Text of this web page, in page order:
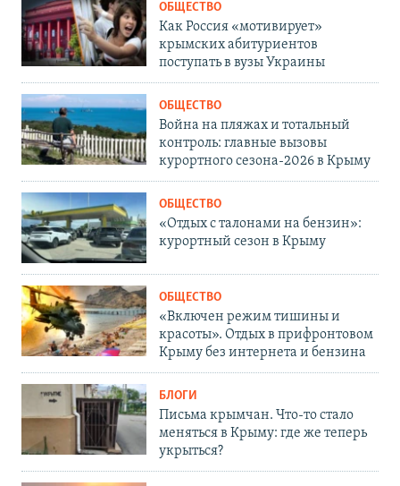
ОБЩЕСТВО
Как Россия «мотивирует»
крымских абитуриентов
поступать в вузы Украины
ОБЩЕСТВО
Война на пляжах и тотальный
контроль: главные вызовы
курортного сезона-2026 в Крыму
ОБЩЕСТВО
«Отдых с талонами на бензин»:
курортный сезон в Крыму
ОБЩЕСТВО
«Включен режим тишины и
красоты». Отдых в прифронтовом
Крыму без интернета и бензина
БЛОГИ
Письма крымчан. Что-то стало
меняться в Крыму: где же теперь
укрыться?